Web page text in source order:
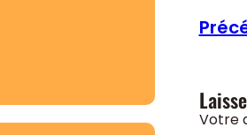
Votre